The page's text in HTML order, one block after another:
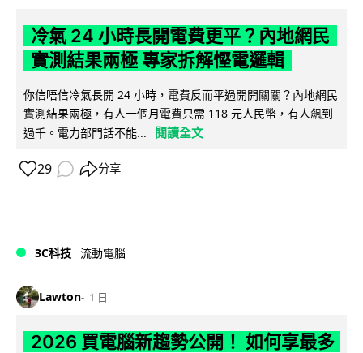
冷氣 24 小時長開電費更平？內地網民
實測結果兩極 專家拆解慳電邏輯
你信唔信冷氣長開 24 小時，電費反而平過開開關關？內地網民
實測結果兩極，有人一個月電費只需 118 元人民幣，有人飆到
過千。電力部門話不能...
閱讀全文
29 分享
3C科技 流動電腦
Lawton 1 日
2026 買電腦新趨勢公開！ 如何享最多